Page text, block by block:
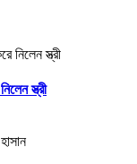
স্ত্রী